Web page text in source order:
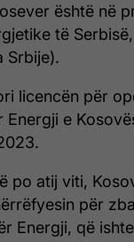
është në
të Serbisë,
Srbije).
licencën për
e
po atij viti,
për
Energji, që